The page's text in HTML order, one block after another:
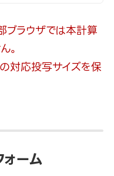
ラウザでは本計算
。
対応投写サイズを保
ーム